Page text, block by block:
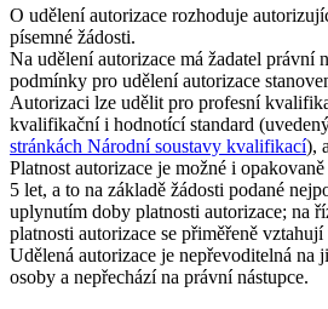
O udělení autorizace rozhoduje
písemné žádosti.
Na udělení autorizace má žadatel právní
podmínky pro udělení autorizace
Autorizaci lze udělit pro profesní
kvalifikační i hodnotící standard
stránkách Národní soustavy kvalifikací),
Platnost autorizace je možné i
5 let, a to na základě žádosti podané
uplynutím doby platnosti autorizace; na
platnosti autorizace se přiměřeně
Udělená autorizace je nepřevoditelná na
osoby a nepřechází na právní nástupce.